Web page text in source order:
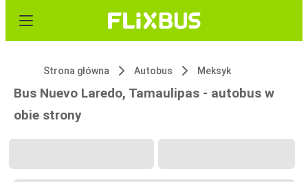
Strona główna Autobus Meksyk
Bus Nuevo Laredo, Tamaulipas - autobus w
obie strony